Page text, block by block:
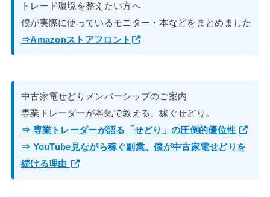
トレード環境を整えたい方へ
僕が実際に使っているモニター・本などをまとめました
⇒Amazonストアフロント
中古家電せどりメンバーシップのご案内
専業トレーダーが本気で教える、稼ぐせどり。
⇒ 専業トレーダーが語る「せどり」の圧倒的優位性
⇒ YouTube見ながら稼ぐ副業。僕が中古家電せどりを
続ける理由